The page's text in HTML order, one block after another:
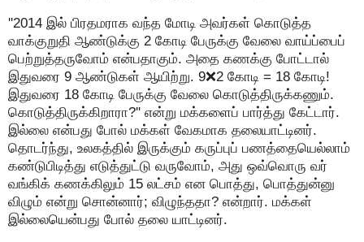
''2014 இல் பிரதமராக வந்த மோடி அவர்கள் கொடுத்த
வாக்குறுதி ஆண்டுக்கு 2 கோடி பேருக்கு வேலை வாய்ப்பைப்
பெற்றுத்தருவோம் என்பதாகும். அதை கணக்கு போட்டால்
இதுவரை 9 ஆண்டுகள் ஆயிற்று. 9❌2 கோடி = 18 கோடி!
இதுவரை 18 கோடி பேருக்கு வேலை கொடுத்திருக்கணும்.
கொடுத்திருக்கிறாரா?'' என்று மக்களைப் பார்த்து கேட்டார்.
இல்லை என்பது போல் மக்கள் வேகமாக தலையாட்டினர்.
தொடர்ந்து, உலகத்தில் இருக்கும் கருப்புப் பணத்தையெல்லாம்
கண்டுபிடித்து எடுத்துட்டு வருவோம், அது ஒவ்வொரு வர்
வங்கிக் கணக்கிலும் 15 லட்சம் என பொத்து, பொத்துன்னு
விழும் என்று சொன்னார்; விழுந்ததா? என்றார். மக்கள்
இல்லையென்பது போல் தலை யாட்டினர்.